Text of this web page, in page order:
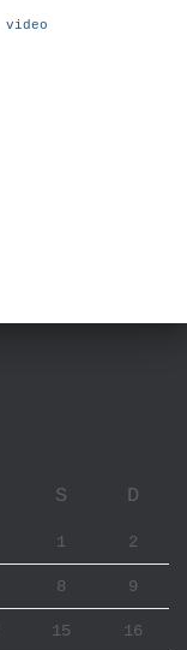
video
S D
1 2
8 9
15 16